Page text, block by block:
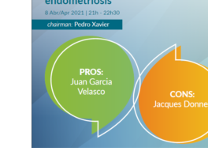
CONTACTOS
FAMA